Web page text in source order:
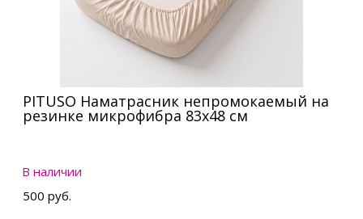
PITUSO Наматрасник непромокаемый на
резинке микрофибра 83х48 см
В наличии
500 руб.